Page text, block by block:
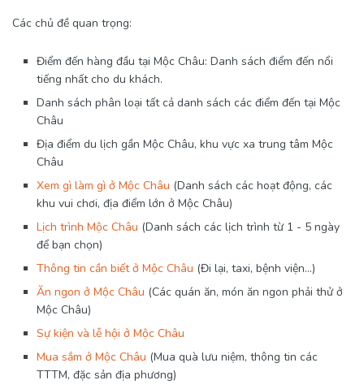
Các chủ đề quan trọng:
Điểm đến hàng đầu tại Mộc Châu: Danh sách điểm đến nổi
tiếng nhất cho du khách.
Danh sách phân loại tất cả danh sách các điểm đến tại Mộc
Châu
Địa điểm du lịch gần Mộc Châu, khu vực xa trung tâm Mộc
Châu
Xem gì làm gì ở Mộc Châu (Danh sách các hoạt động, các
khu vui chơi, địa điểm lớn ở Mộc Châu)
Lịch trình Mộc Châu (Danh sách các lịch trình từ 1 - 5 ngày
để bạn chọn)
Thông tin cần biết ở Mộc Châu (Đi lại, taxi, bệnh viện...)
Ăn ngon ở Mộc Châu (Các quán ăn, món ăn ngon phải thử ở
Mộc Châu)
Sự kiện và lễ hội ở Mộc Châu
Mua sắm ở Mộc Châu (Mua quà lưu niệm, thông tin các
TTTM, đặc sản địa phương)